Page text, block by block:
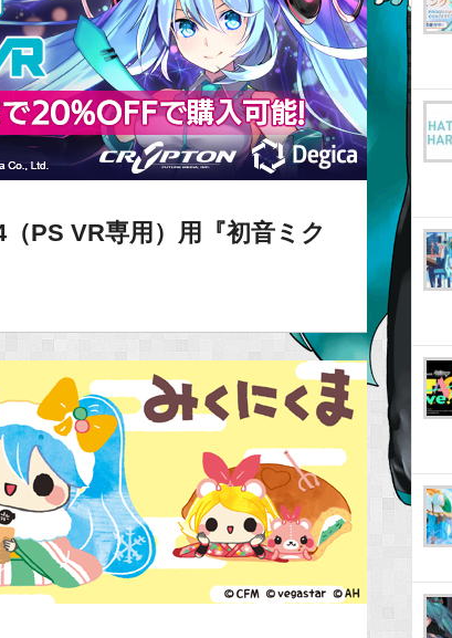
PS VR専用）用『初音ミク